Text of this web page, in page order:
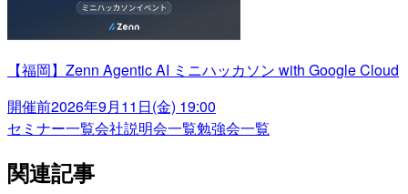
【福岡】Zenn Agentic AI ミニハッカソン with Google Cloud
開催前2026年9月11日(金) 19:00
セミナー一覧会社説明会一覧勉強会一覧
関連記事